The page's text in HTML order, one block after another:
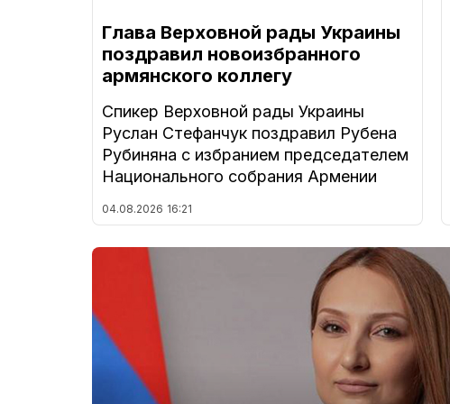
Глава Верховной рады Украины
поздравил новоизбранного
армянского коллегу
Спикер Верховной рады Украины
Руслан Стефанчук поздравил Рубена
Рубиняна с избранием председателем
Национального собрания Армении
04.08.2026 16:21